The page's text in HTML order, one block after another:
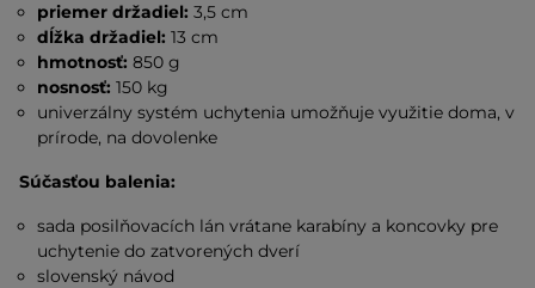
priemer držadiel: 3,5 cm
dĺžka držadiel: 13 cm
hmotnosť: 850 g
nosnosť: 150 kg
univerzálny systém uchytenia umožňuje využitie doma, v
prírode, na dovolenke
Súčasťou balenia:
sada posilňovacích lán vrátane karabíny a koncovky pre
uchytenie do zatvorených dverí
slovenský návod